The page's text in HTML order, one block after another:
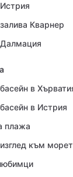
Кварнер
в
в Истрия
плажа
към